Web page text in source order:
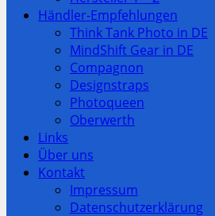
Händler-Empfehlungen
Think Tank Photo in DE
MindShift Gear in DE
Compagnon
Designstraps
Photoqueen
Oberwerth
Links
Über uns
Kontakt
Impressum
Datenschutzerklärung